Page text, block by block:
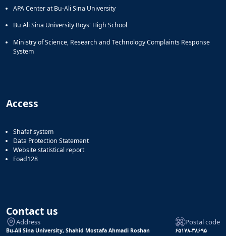
APA Center at Bu-Ali Sina University
Bu Ali Sina University Boys' High School
Ministry of Science, Research and Technology Complaints Response
System
Access
Shafaf system
Data Protection Statement
Website statistical report
Foad128
Contact us
Address
Bu-Ali Sina University, Shahid Mostafa Ahmadi Roshan
Postal code
۶۵۱۷۸-۳۸۶۹۵